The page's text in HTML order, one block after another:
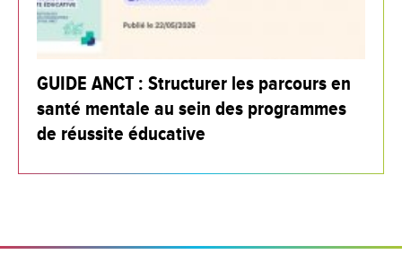
GUIDE ANCT : Structurer les parcours en
santé mentale au sein des programmes
de réussite éducative